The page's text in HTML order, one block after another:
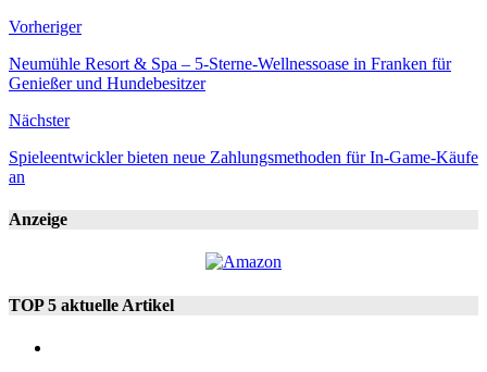
Vorheriger
Neumühle Resort & Spa – 5-Sterne-Wellnessoase in Franken für
Genießer und Hundebesitzer
Nächster
Spieleentwickler bieten neue Zahlungsmethoden für In-Game-Käufe
an
Anzeige
TOP 5 aktuelle Artikel